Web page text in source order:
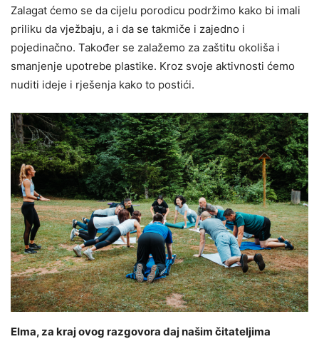
Zalagat ćemo se da cijelu porodicu podržimo kako bi imali
priliku da vježbaju, a i da se takmiče i zajedno i
pojedinačno. Također se zalažemo za zaštitu okoliša i
smanjenje upotrebe plastike. Kroz svoje aktivnosti ćemo
nuditi ideje i rješenja kako to postići.
Elma, za kraj ovog razgovora daj našim čitateljima